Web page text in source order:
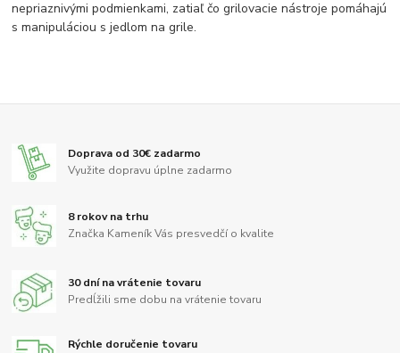
nepriaznivými podmienkami, zatiaľ čo grilovacie nástroje pomáhajú
s manipuláciou s jedlom na grile.
Doprava od 30€ zadarmo
Využite dopravu úplne zadarmo
8 rokov na trhu
Značka Kameník Vás presvedčí o kvalite
30 dní na vrátenie tovaru
Predĺžili sme dobu na vrátenie tovaru
Rýchle doručenie tovaru